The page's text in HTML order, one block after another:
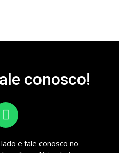
conosco!
e fale conosco no